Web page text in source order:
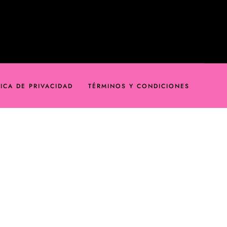
DE PRIVACIDAD TÉRMINOS Y CONDICIONES